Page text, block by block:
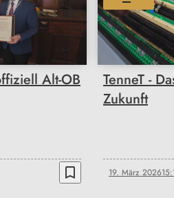
Alt-OB
bookmark_border
TenneT -
Zukunft
19. März 2026